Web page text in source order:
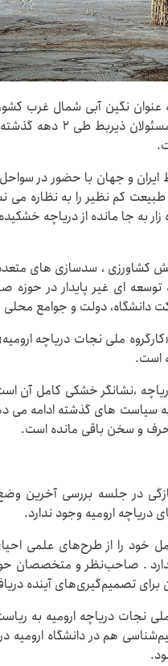
عنوان نگین آبی شمال غرب
حال و روز خوشی ندارد و
ایران و جهان با حضور در
کم نظیر را به نظاره می
به جا مانده از دریاچه
کشاورزی ، سدسازی های
ای غیر پایدار در حوزه
دانشگاه، دولت و جوامع
«کارگروه ملی نجات دریاچه
است.
،نشانگر خشکی کامل آن
سیاست های گذشته ادامه می
و سخن باقی مانده است.
تازگی در جلسه بررسی آخرین
دریاچه ارومیه وجود ندارد.
خود را از طرح‌های علمی
. صاحب‌نظر و متخصصان
تصمیم‌گیری‌های آینده
نجات دریاچه ارومیه به
هم در دانشگاه ارومیه در